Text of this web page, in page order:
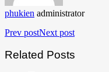
phukien administrator
Prev postNext post
Related Posts